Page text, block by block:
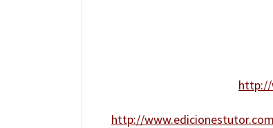
http://
http://